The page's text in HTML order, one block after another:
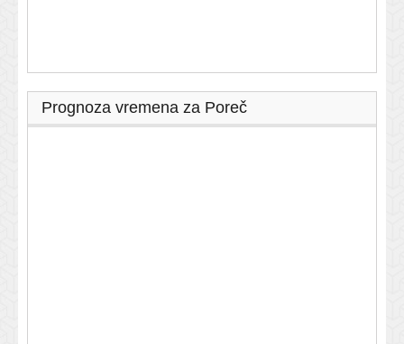
Prognoza vremena za Poreč